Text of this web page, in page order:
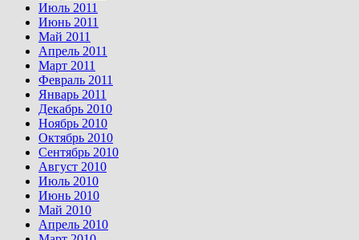
Июль 2011
Июнь 2011
Май 2011
Апрель 2011
Март 2011
Февраль 2011
Январь 2011
Декабрь 2010
Ноябрь 2010
Октябрь 2010
Сентябрь 2010
Август 2010
Июль 2010
Июнь 2010
Май 2010
Апрель 2010